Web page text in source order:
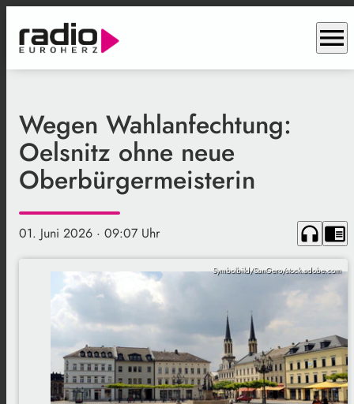
menu
Wegen Wahlanfechtung:
Oelsnitz ohne neue
Oberbürgermeisterin
01. Juni 2026 · 09:07 Uhr headphones chrome_reader_mode
Symbolbild/SanGero/stock.adobe.com